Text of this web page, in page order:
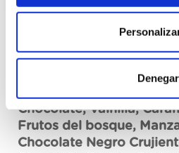
Denegar
Topping crujiente de
Chocolate, Vainilla,
Frutos del bosque,
Chocolate Negro